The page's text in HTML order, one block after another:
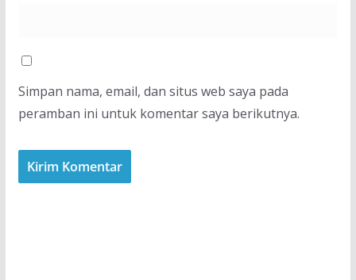
Simpan nama, email, dan situs web saya pada
peramban ini untuk komentar saya berikutnya.